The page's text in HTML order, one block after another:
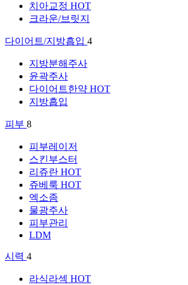
치아교정 HOT
크라운/브릿지
다이어트/지방흡입 4
지방분해주사
윤곽주사
다이어트한약 HOT
지방흡입
피부 8
피부레이저
스킨부스터
리쥬란 HOT
쥬베룩 HOT
엑소좀
물광주사
피부관리
LDM
시력 4
라식라섹 HOT